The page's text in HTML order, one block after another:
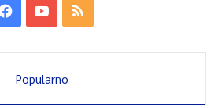
Popularno